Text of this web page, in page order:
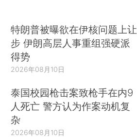
特朗普被曝欲在伊核问题上让
步 伊朗高层人事重组强硬派
得势
2026年08月10日
泰国校园枪击案致枪手在内9
人死亡 警方认为作案动机复
杂
2026年08月10日